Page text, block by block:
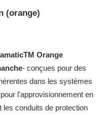
(orange)
Orange
- conçues pour des
dans les systèmes
l'approvisionnement en
les conduits de protection